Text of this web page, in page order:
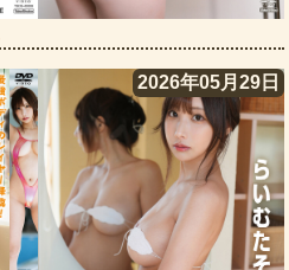
2026年05月29日